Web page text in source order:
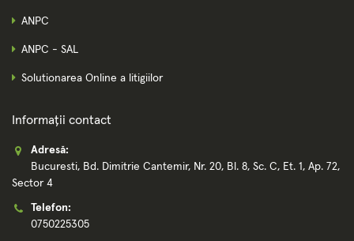
ANPC
ANPC - SAL
Solutionarea Online a litigiilor
Informații contact
Adresă:
Bucuresti, Bd. Dimitrie Cantemir, Nr. 20, Bl. 8, Sc. C, Et. 1, Ap. 72,
Sector 4
Telefon:
0750225305